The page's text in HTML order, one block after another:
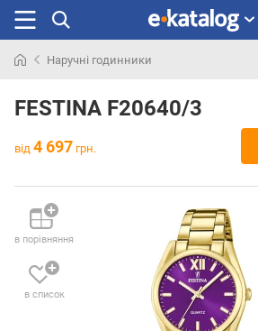
раніше
Наручні годинники
FESTINA F20640/3
від 4 697 грн.
в порівняння
в список